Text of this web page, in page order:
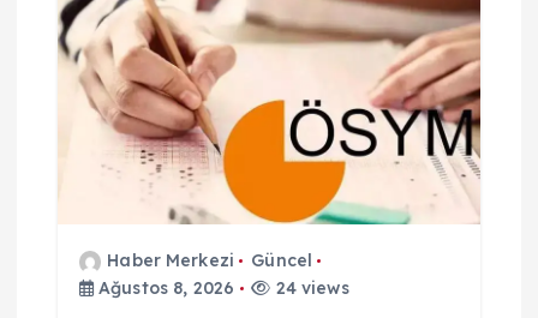
Haber Merkezi
Güncel
Ağustos 8, 2026
24 views